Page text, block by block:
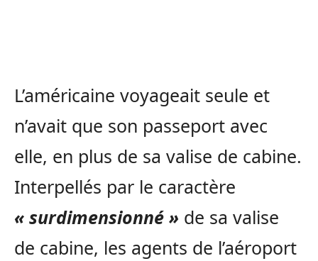
L’américaine voyageait seule et
n’avait que son passeport avec
elle, en plus de sa valise de cabine.
Interpellés par le caractère
« surdimensionné » de sa valise
de cabine, les agents de l’aéroport